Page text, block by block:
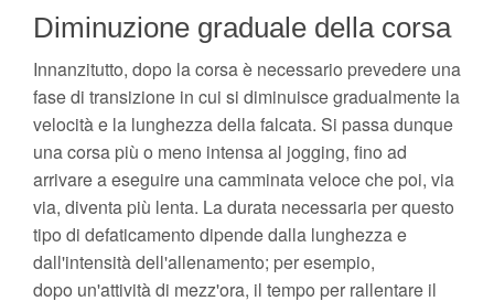
Diminuzione graduale della corsa
Innanzitutto, dopo la corsa è necessario prevedere una
fase di transizione in cui si diminuisce gradualmente la
velocità e la lunghezza della falcata. Si passa dunque
una corsa più o meno intensa al jogging, fino ad
arrivare a eseguire una camminata veloce che poi, via
via, diventa più lenta. La durata necessaria per questo
tipo di defaticamento dipende dalla lunghezza e
dall'intensità dell'allenamento; per esempio,
dopo un'attività di mezz'ora, il tempo per rallentare il